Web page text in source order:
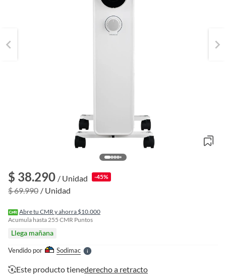
$ 38.290 / Unidad -45%
$ 69.990 / Unidad
Abre tu CMR y ahorra $10.000
Acumula hasta255 CMR Puntos
Llega mañana
Vendido por SodimacS
e
r
o
Este producto tienederecho a retracto